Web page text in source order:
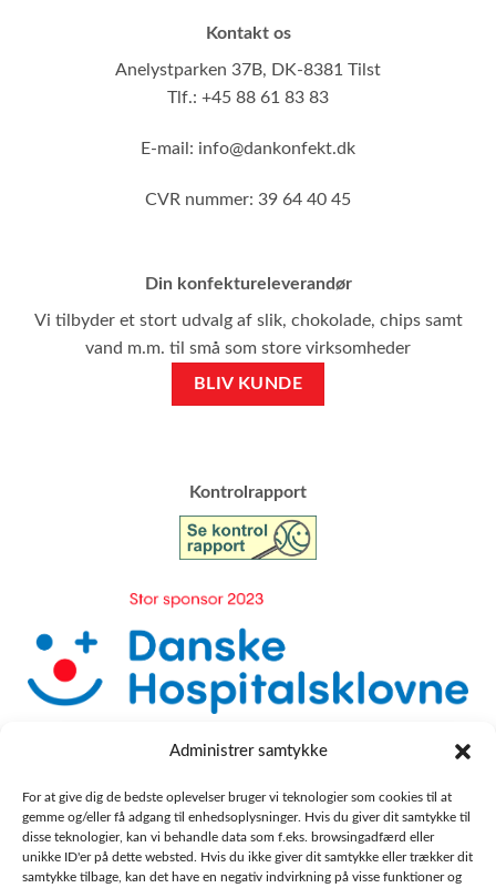
Administrer samtykke
For at give dig de bedste oplevelser bruger vi teknologier som cookies til at
gemme og/eller få adgang til enhedsoplysninger. Hvis du giver dit samtykke til
disse teknologier, kan vi behandle data som f.eks. browsingadfærd eller
unikke ID'er på dette websted. Hvis du ikke giver dit samtykke eller trækker dit
samtykke tilbage, kan det have en negativ indvirkning på visse funktioner og
Kontakt os
Anelystparken 37B, DK-8381 Tilst
Tlf.: +45 88 61 83 83
E-mail: info@dankonfekt.dk
CVR nummer: 39 64 40 45
Din konfektureleverandør
Vi tilbyder et stort udvalg af slik, chokolade, chips samt
vand m.m. til små som store virksomheder
BLIV KUNDE
​Kontrolrapport